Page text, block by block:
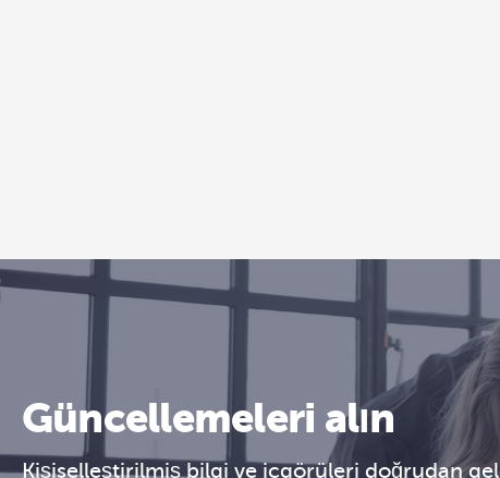
Güncellemeleri alın
Kişiselleştirilmiş bilgi ve içgörüleri doğrudan